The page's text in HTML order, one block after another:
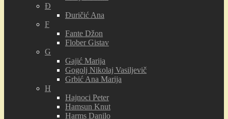
Đ
Đuričić Ana
F
Fante Džon
Flober Gistav
G
Gajić Marija
Gogolj Nikolaj Vasiljevič
Grbić Ana Marija
H
Hajnoci Peter
Hamsun Knut
Harms Danilo